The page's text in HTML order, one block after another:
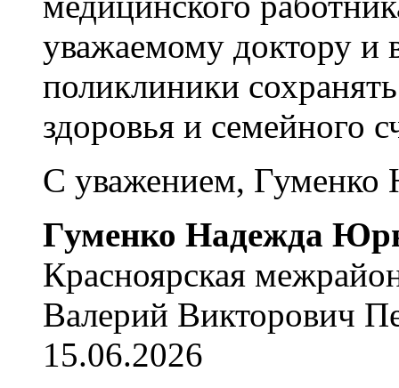
уважаемому доктору и
поликлиники
здоровья и семейного
С уважением, Гуменко
Гуменко Надежда
Красноярская
Валерий Викторович
15.06.2026